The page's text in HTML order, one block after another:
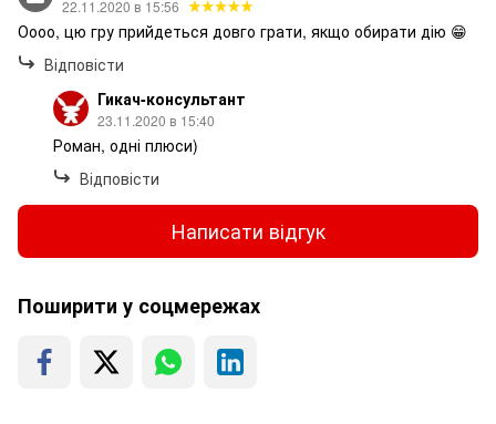
22.11.2020 в 15:56
Оооо, цю гру прийдеться довго грати, якщо обирати дію 😁
Відповісти
Гикач-консультант
23.11.2020 в 15:40
Роман, одні плюси)
Відповісти
Написати відгук
Поширити у соцмережах